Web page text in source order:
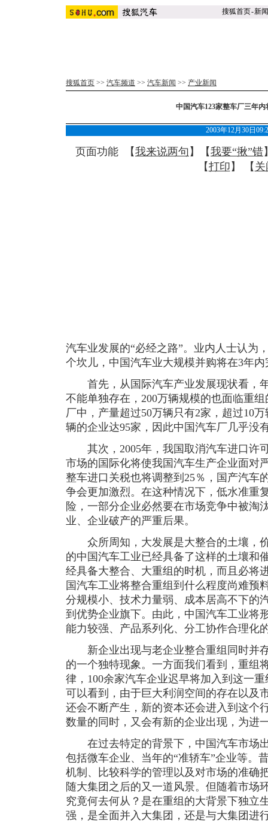
搜狐首页-新闻
搜狐首页 >> 汽车频道 >> 汽车新闻 >> 产业新闻
中国汽车123家整车厂三年
2003年12月30日
页面功能 【我来说两句 】【我要“揪”错
【打印 】 【 关
汽车业发展的“必经之路”。业内人士认为
个坎儿，中国汽车业大规模并购将在3年内
首先，从国际汽车产业发展现状看，
不能单独存在，200万辆规模的也面临重
厂中，产量超过50万辆只有2家，超过10
辆的企业达95家，因此中国汽车厂几乎没
其次，2005年，我国取消汽车进口许
市场的国际化将使我国汽车生产企业面对
整车进口关税也将调整到25％，国产汽车
争会更加激烈。在这种情况下，低水准重
险，一部分企业必然要在市场竞争中被淘
业、企业破产的严重后果。
众所周知，大发展是大整合的土壤，
的中国汽车工业已经具备了这样的土壤和
经具备大整合、大重组的时机，而且必将
国汽车工业将整合重组到什么程度尚难预
分规模小、技术力量弱、成本居高不下的
到优势企业旗下。由此，中国汽车工业将
能力较强、产品系列化、分工协作合理化
新企业出现与老企业整合重组同时并
的一个独特现象。一方面我们看到，重组
律，100余家汽车企业迟早将加入到这一
可以看到，由于巨大利润空间的存在以及
还会不断产生，新的资本还会进入到这个
数量的同时，又会有新的企业出现，为进
在过去特定的背景下，中国汽车市场
包括微车企业、当年的“准轿车”企业等。
机制、比较科学的管理以及对市场的准确
随大集团之后的又一道风景。但随着市场
究竟何去何从？是在重组的大背景下独立
强，是全面并入大集团，还是与大集团进